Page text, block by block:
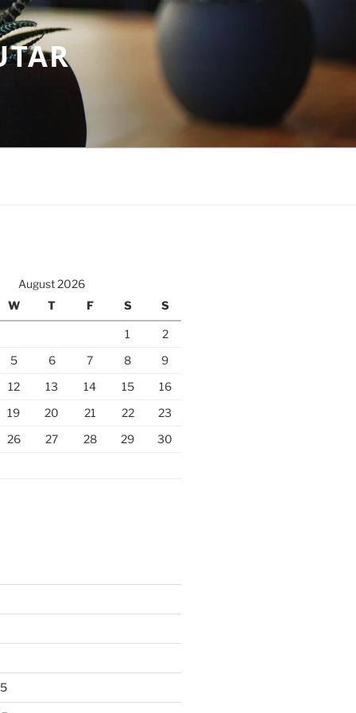
August 2026
W T F S S
1
2
5 6 7 8
9
12 13 14 15
16
19 20 21 22
23
26 27 28 29
30